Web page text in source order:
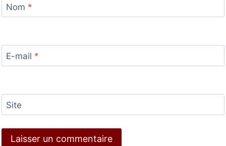
Nom *
E-mail *
Site